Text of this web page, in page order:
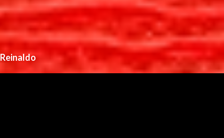
Reinaldo